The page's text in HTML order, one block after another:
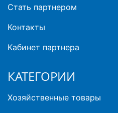
Стать партнером
Контакты
Кабинет партнера
КАТЕГОРИИ
Хозяйственные товары